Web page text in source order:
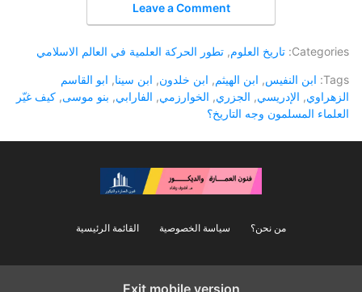
Leave a Comment
Categories: تاريخ العلوم, تطور الحركة العلمية في العالم الاسلامي
Tags: ابن النفيس, ابن الهيثم, ابن خلدون, ابن سينا, ابو القاسم
الزهراوي, الإدريسي, الجزري, الخوارزمي, الفارابي, بنو موسى, كيف غيّر
العلماء المسلمون وجه التاريخ؟
من نحن؟ سياسة الخصوصية القائمة الرئيسية
Exit mobile version